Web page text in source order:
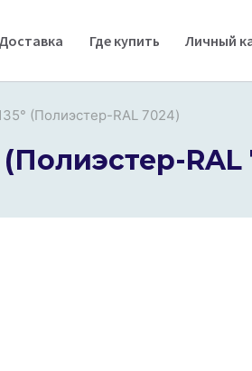
Доставка Где купить Личный
(Полиэстер-RAL 7024)
RAL